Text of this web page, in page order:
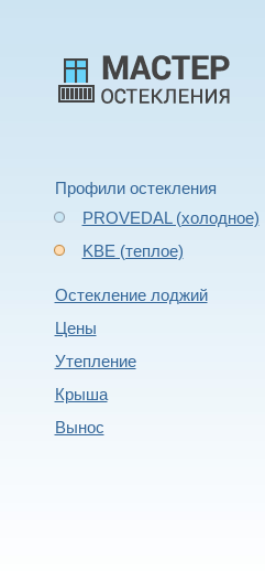
Профили остекления
PROVEDAL (холодное)
KBE (теплое)
Остекление лоджий
Цены
Утепление
Крыша
Вынос